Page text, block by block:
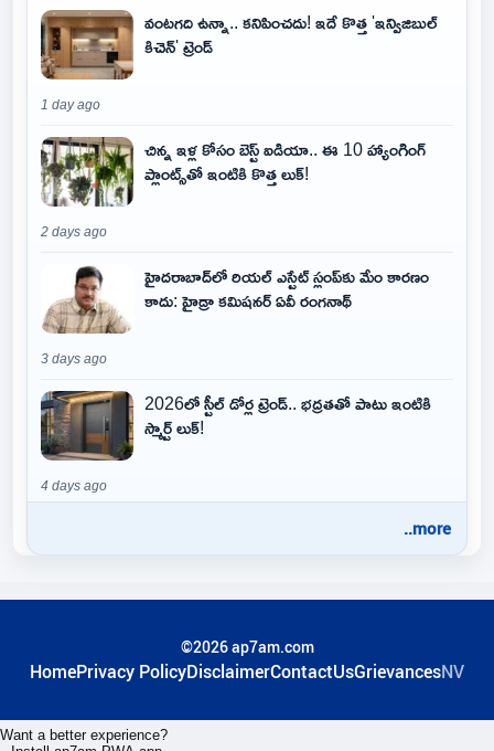
వంటగది ఉన్నా.. కనిపించదు! ఇదే కొత్త 'ఇన్విజిబుల్
కిచెన్' ట్రెండ్
1 day ago
చిన్న ఇళ్ల కోసం బెస్ట్ ఐడియా.. ఈ 10 హ్యాంగింగ్
ప్లాంట్స్‌తో ఇంటికి కొత్త లుక్!
2 days ago
హైదరాబాద్‌లో రియల్ ఎస్టేట్ స్లంప్‌కు మేం కారణం
కాదు: హైడ్రా కమిషనర్ ఏవీ రంగనాథ్
3 days ago
2026లో స్టీల్ డోర్ల ట్రెండ్.. భద్రతతో పాటు ఇంటికి
స్మార్ట్ లుక్!
4 days ago
..more
©2026 ap7am.com
HomePrivacy PolicyDisclaimerContactUsGrievancesNV
Want a better experience?